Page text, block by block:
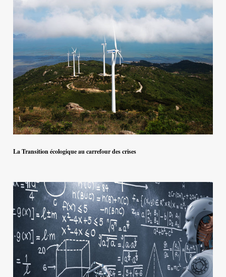
La Transition écologique au carrefour des crises